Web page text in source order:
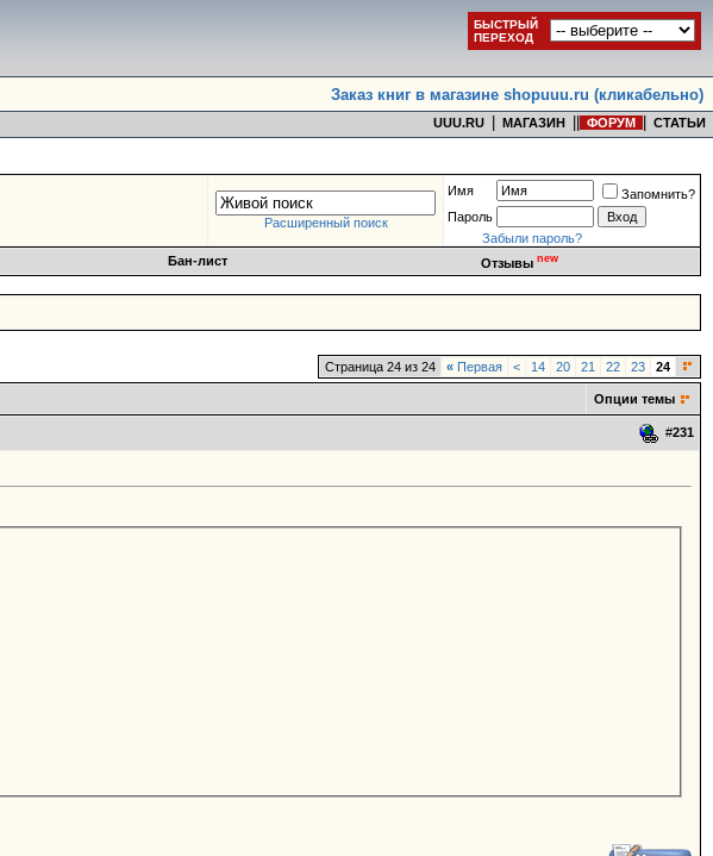
БЫСТРЫЙ
ПЕРЕХОД
Заказ книг в магазине shopuuu.ru (кликабельно)
UUU.RU МАГАЗИН ФОРУМ СТАТЬИ
Расширенный поиск
Имя
Запомнить?
Пароль
Забыли пароль?
Бан-лист Отзывы new
Страница 24 из 24 « Первая < 14 20 21 22 23 24
Опции темы
#231